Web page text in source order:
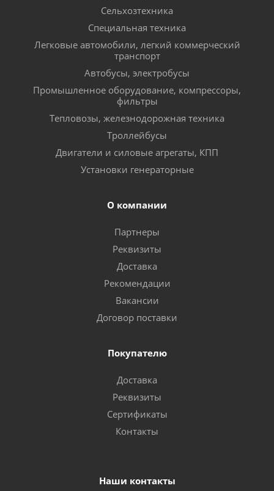
Сельхозтехника
Специальная техника
Легковые автомобили, легкий коммерческий
транспорт
Автобусы, электробусы
Промышленное оборудование, компрессоры,
фильтры
Тепловозы, железнодорожная техника
Троллейбусы
Двигатели и силовые агрегаты, КПП
Установки генераторные
О компании
Партнеры
Реквизиты
Доставка
Рекомендации
Вакансии
Договор поставки
Покупателю
Доставка
Реквизиты
Сертификаты
Контакты
Наши контакты